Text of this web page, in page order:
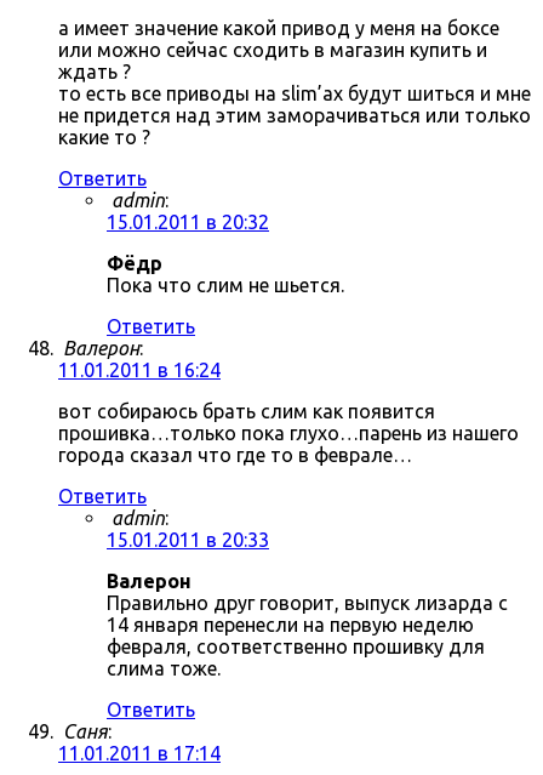
а имеет значение какой привод у меня на боксе
или можно сейчас сходить в магазин купить и
ждать ?
то есть все приводы на slim’ах будут шиться и мне
не придется над этим заморачиваться или только
какие то ?
Ответить
admin:
15.01.2011 в 20:32
Фёдр
Пока что слим не шьется.
Ответить
Валерон:
11.01.2011 в 16:24
вот собираюсь брать слим как появится
прошивка…только пока глухо…парень из нашего
города сказал что где то в феврале…
Ответить
admin:
15.01.2011 в 20:33
Валерон
Правильно друг говорит, выпуск лизарда с
14 января перенесли на первую неделю
февраля, соответственно прошивку для
слима тоже.
Ответить
Саня:
11.01.2011 в 17:14